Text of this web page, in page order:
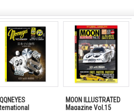
MOON ILLUSTRATED
Magazine Vol.15